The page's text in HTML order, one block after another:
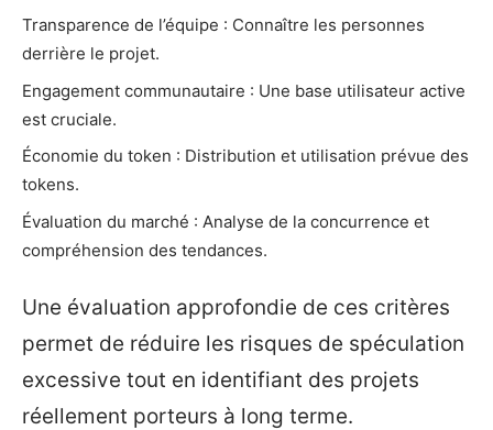
Transparence de l’équipe : Connaître les personnes
derrière le projet.
Engagement communautaire : Une base utilisateur active
est cruciale.
Économie du token : Distribution et utilisation prévue des
tokens.
Évaluation du marché : Analyse de la concurrence et
compréhension des tendances.
Une évaluation approfondie de ces critères
permet de réduire les risques de spéculation
excessive tout en identifiant des projets
réellement porteurs à long terme.